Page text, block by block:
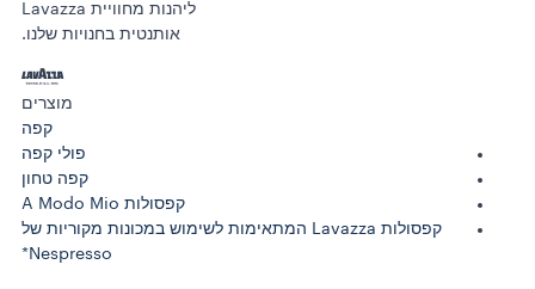
ליהנות מחוויית Lavazza
אותנטית בחנויות שלנו.
מוצרים
קפה
פולי קפה
קפה טחון
קפסולות A Modo Mio
קפסולות Lavazza המתאימות לשימוש במכונות מקוריות של
Nespresso*